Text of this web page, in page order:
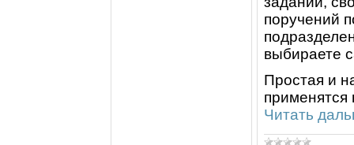
поручений
выбираете
Простая и
Читать